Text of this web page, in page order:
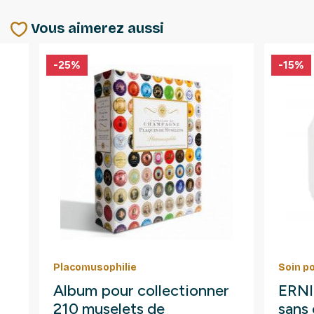
Vous aimerez aussi
Placomusophilie
Album pour collectionner
210 muselets de
-25%
Soin
sans
-15%